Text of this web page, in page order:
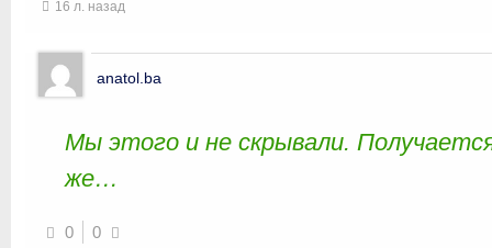
16 л. назад
anatol.ba
Мы этого и не скрывали.
же…
0 0